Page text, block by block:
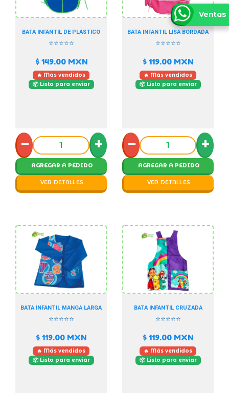
BATA INFANTIL DE PLÁSTICO
⭐⭐⭐⭐⭐
$ 149.00MXN
🔥 Más vendidos
📦 Listo para enviar
− +
AGREGAR A PEDIDO
VER DETALLES
BATA INFANTIL LISA BORDADA
⭐⭐⭐⭐⭐
$ 119.00 MXN
🔥 Más vendidos
📦 Listo para enviar
− +
AGREGAR A PEDIDO
VER DETALLES
BATA INFANTIL MANGA LARGA
⭐⭐⭐⭐⭐
$ 119.00 MXN
🔥 Más vendidos
📦 Listo para enviar
BATA INFANTIL CRUZADA
⭐⭐⭐⭐⭐
$ 119.00 MXN
🔥 Más vendidos
📦 Listo para enviar
Ventas